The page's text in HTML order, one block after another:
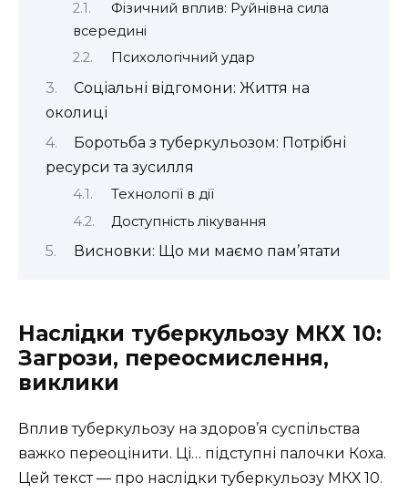
Фізичний вплив: Руйнівна сила
всередині
Психологічний удар
Соціальні відгомони: Життя на
околиці
Боротьба з туберкульозом: Потрібні
ресурси та зусилля
Технології в дії
Доступність лікування
Висновки: Що ми маємо пам’ятати
Наслідки туберкульозу МКХ 10:
Загрози, переосмислення,
виклики
Вплив туберкульозу на здоров’я суспільства
важко переоцінити. Ці… підступні палочки Коха.
Цей текст — про наслідки туберкульозу МКХ 10.